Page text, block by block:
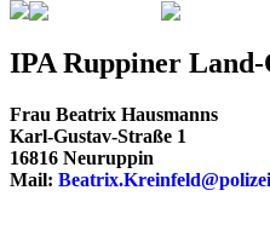
IPA Ruppiner
Frau Beatrix Hausmanns
Karl-Gustav-Straße 1
16816 Neuruppin
Mail: